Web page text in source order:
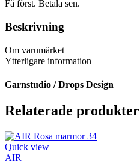
Få först. Betala sen.
Beskrivning
Om varumärket
Ytterligare information
Garnstudio / Drops Design
Relaterade produkter
Quick view
AIR